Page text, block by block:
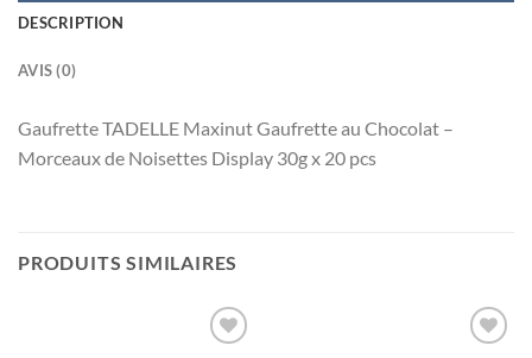
DESCRIPTION
AVIS (0)
Gaufrette TADELLE Maxinut Gaufrette au Chocolat –
Morceaux de Noisettes Display 30g x 20 pcs
PRODUITS SIMILAIRES